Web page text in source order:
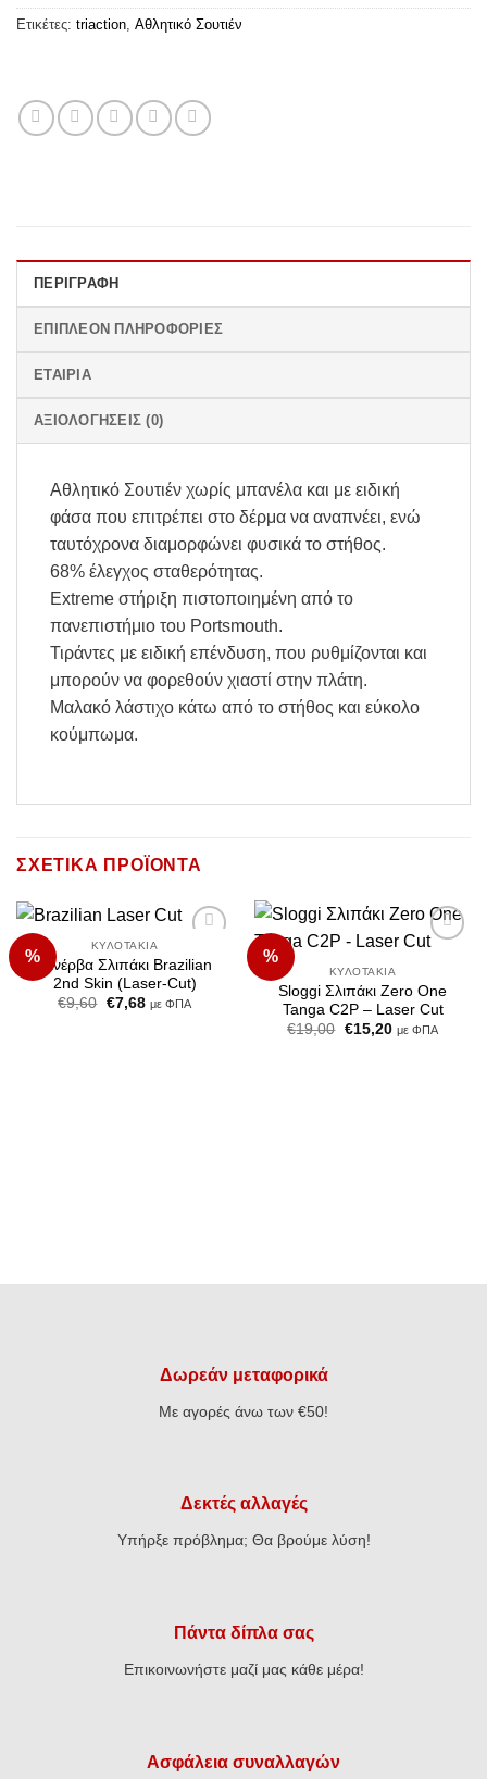
Ετικέτες: triaction Αθλητικό Σουτιέν
ΠΕΡΙΓΡΑΦΉ
ΕΠΙΠΛΈΟΝ ΠΛΗΡΟΦΟΡΊΕΣ
ΕΤΑΙΡΊΑ
ΑΞΙΟΛΟΓΉΣΕΙΣ (0)
Αθλητικό Σουτιέν χωρίς μπανέλα και με ειδική
φάσα που επιτρέπει στο δέρμα να αναπνέει, ενώ
ταυτόχρονα διαμορφώνει φυσικά το στήθος.
68% έλεγχος σταθερότητας.
Extreme στήριξη πιστοποιημένη από το
πανεπιστήμιο του Portsmouth.
Τιράντες με ειδική επένδυση, που ρυθμίζονται και
μπορούν να φορεθούν χιαστί στην πλάτη.
Μαλακό λάστιχο κάτω από το στήθος και εύκολο
κούμπωμα.
ΣΧΕΤΙΚΆ ΠΡΟΪΌΝΤΑ
%
Wishlist
ΚΥΛΟΤΆΚΙΑ
Μινέρβα Σλιπάκι Brazilian
2nd Skin (Laser-Cut)
€9,60 Original
€7,68Ημε ΦΠΑ
%
ΚΥΛΟΤΆΚΙΑ
Sloggi Σλιπάκι Zero One
Tanga C2P – Laser Cut
€19,00 Original
€15,20Ημε ΦΠΑ
Δωρεάν μεταφορικά
Με αγορές άνω των €50!
Δεκτές αλλαγές
Υπήρξε πρόβλημα; Θα βρούμε λύση!
Πάντα δίπλα σας
Επικοινωνήστε μαζί μας κάθε μέρα!
Ασφάλεια συναλλαγών